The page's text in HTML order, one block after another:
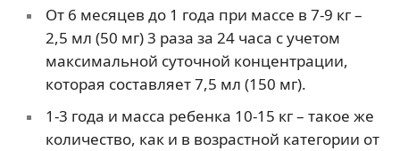
От 6 месяцев до 1 года при массе в 7-9 кг –
2,5 мл (50 мг) 3 раза за 24 часа с учетом
максимальной суточной концентрации,
которая составляет 7,5 мл (150 мг).
1-3 года и масса ребенка 10-15 кг – такое же
количество, как и в возрастной категории от